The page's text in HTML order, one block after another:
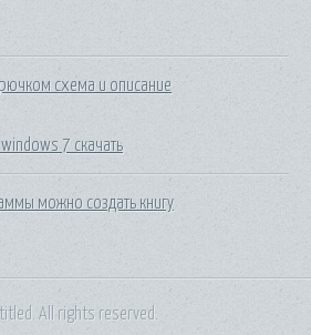
схема и описание
7 скачать
можно создать книгу
All rights reserved.